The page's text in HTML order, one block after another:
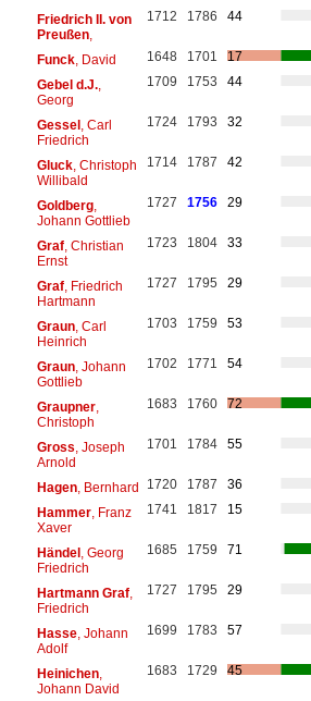
Friedrich II. von
Preußen,
1712 1786 44
Funck, David 1648 1701
17
Gebel d.J.,
Georg
1709 1753 44
Gessel, Carl
Friedrich
1724 1793 32
Gluck, Christoph
Willibald
1714 1787 42
Goldberg,
Johann Gottlieb
1727 1756 29
Graf, Christian
Ernst
1723 1804 33
Graf, Friedrich
Hartmann
1727 1795 29
Graun, Carl
Heinrich
1703 1759 53
Graun, Johann
Gottlieb
1702 1771 54
Graupner,
Christoph
1683 1760 72
Gross , Joseph
Arnold
1701 1784 55
Hagen, Bernhard 1720 1787
36
Hammer, Franz
Xaver
1741 1817 15
Händel, Georg
Friedrich
1685 1759 71
Hartmann Graf,
Friedrich
1727 1795 29
Hasse, Johann
Adolf
1699 1783 57
Heinichen,
Johann David
1683 1729 45